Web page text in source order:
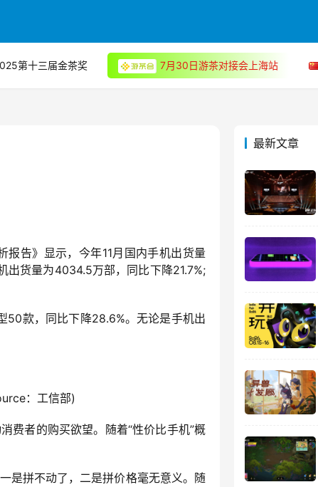
第十三届金茶奖 7月30日游茶对接会上海站
报告》显示，今年11月国内手机出货量
出货量为4034.5万部，同比下降21.7%;
50款，同比下降28.6%。无论是手机出
：工信部)
费者的购买欲望。随着“性价比手机”概
是拼不动了，二是拼价格毫无意义。随
最新文章